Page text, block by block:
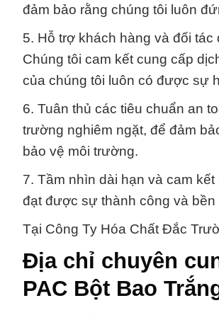
đảm bảo rằng chúng tôi luôn
5. Hỗ trợ khách hàng và đối
Chúng tôi cam kết cung cấp
của chúng tôi luôn có được sự
6. Tuân thủ các tiêu chuẩn an
trường nghiêm ngặt, để đảm
bảo vệ môi trường.
7. Tầm nhìn dài hạn và cam
đạt được sự thành công và
Tại Công Ty Hóa Chất Đắc
Địa chỉ chuyên
PAC Bột Bao